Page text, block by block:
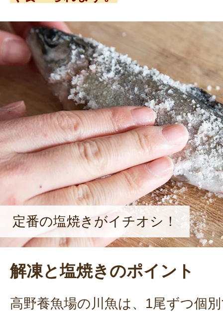
定番の塩焼きがイチオシ！
解凍と塩焼きのポイント
高野養魚場の川魚は、1尾ずつ個